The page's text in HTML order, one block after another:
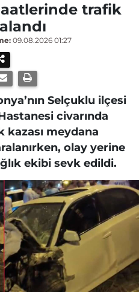
trafik
09.08.2026 01:27
Selçuklu ilçesi
civarında
meydana
olay yerine
ekibi sevk edildi.